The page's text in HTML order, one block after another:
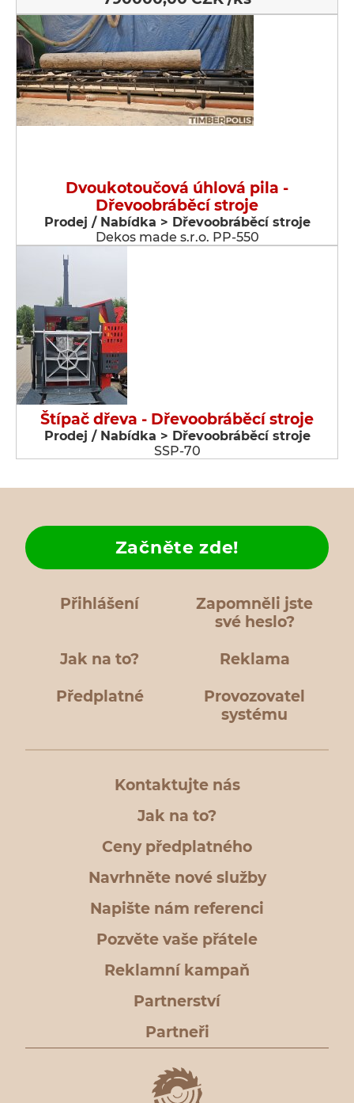
Dvoukotoučová úhlová pila -
Dřevoobráběcí stroje
Prodej / Nabídka > Dřevoobráběcí stroje
Dekos made s.r.o. PP-550
Štípač dřeva - Dřevoobráběcí stroje
Prodej / Nabídka > Dřevoobráběcí stroje
SSP-70
Přihlášení
Zapomněli jste
své heslo?
Jak na to?
Začněte zde!
Reklama
Předplatné
Provozovatel
systému
Kontaktujte nás
Jak na to?
Ceny předplatného
Navrhněte nové služby
Napište nám referenci
Pozvěte vaše přátele
Reklamní kampaň
Partnerství
Partneři